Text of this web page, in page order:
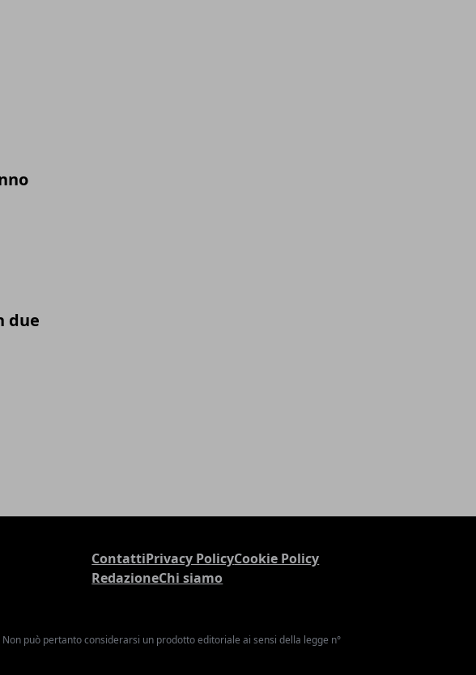
due
ContattiPrivacy PolicyCookie Policy
RedazioneChi siamo
può pertanto considerarsi un prodotto editoriale ai sensi della legge n°